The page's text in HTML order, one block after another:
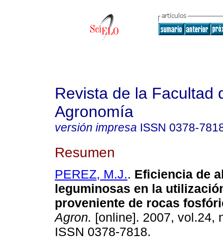
Revista de la Facultad
Agronomía
versión impresa ISSN 0378-
Resumen
PEREZ, M.J.. Eficiencia de
leguminosas en la
proveniente de rocas
Agron. [online]. 2007, vol.24,
ISSN 0378-7818.